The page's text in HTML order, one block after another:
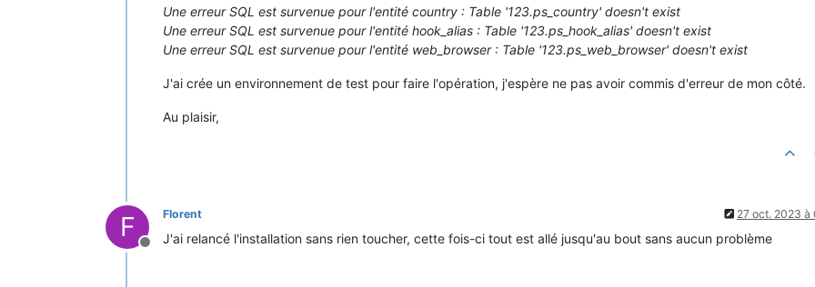
Une erreur SQL est survenue pour l'entité country : Table '123.ps_country' doesn't exist
Une erreur SQL est survenue pour l'entité hook_alias : Table '123.ps_hook_alias' doesn't exist
Une erreur SQL est survenue pour l'entité web_browser : Table '123.ps_web_browser' doesn't exist
J'ai crée un environnement de test pour faire l'opération, j'espère ne pas avoir commis d'erreur de mon côté.
Au plaisir,
F
Hors-ligne
Florent 27 oct. 2023 à
J'ai relancé l'installation sans rien toucher, cette fois-ci tout est allé jusqu'au bout sans aucun problème